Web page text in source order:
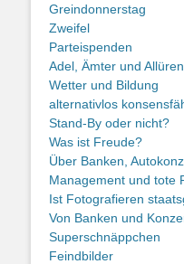
Greindonnerstag
Zweifel
Parteispenden
Adel, Ämter und Allüren
Wetter und Bildung
alternativlos
Stand-By oder nicht?
Was ist Freude?
Über Banken,
Management und tote
Ist Fotografieren
Von Banken und
Superschnäppchen
Feindbilder